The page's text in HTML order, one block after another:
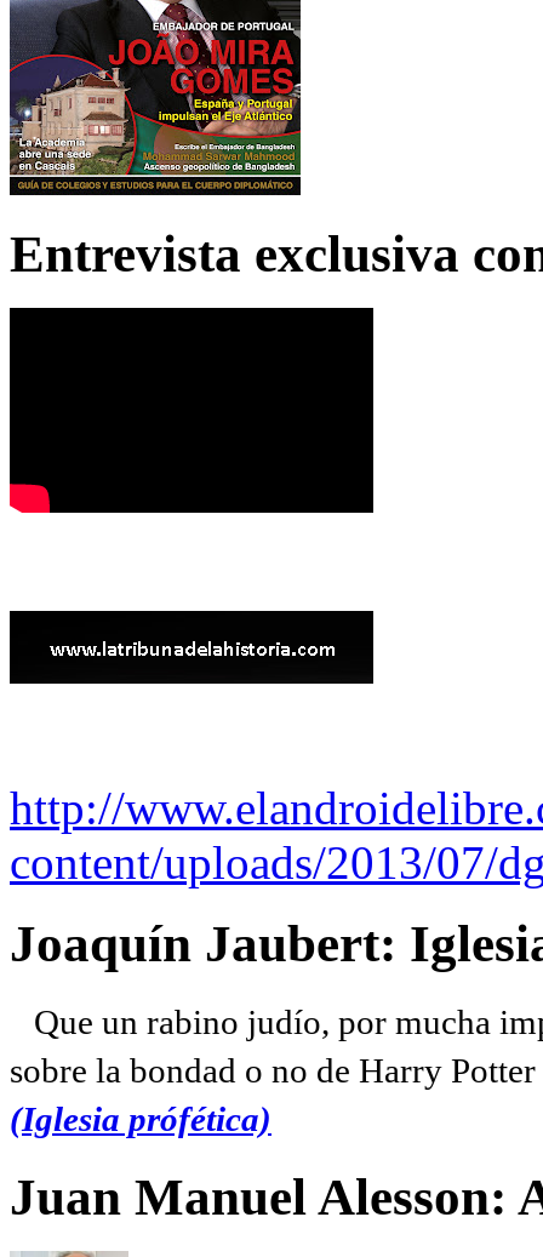
Entrevista exclusiva
http://
content/uploads/2013/07/
Joaquín Jaubert:
Que un rabino judío, por mucha
sobre la bondad o no de Harry
(Iglesia prófética)
Juan Manuel Alesson: